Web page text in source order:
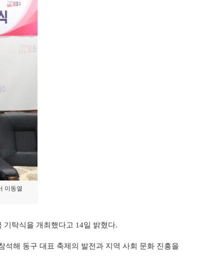
이동열
탁식을 개최했다고 14일 밝혔다.
해 동구 대표 축제의 발전과 지역 사회 문화 진흥을